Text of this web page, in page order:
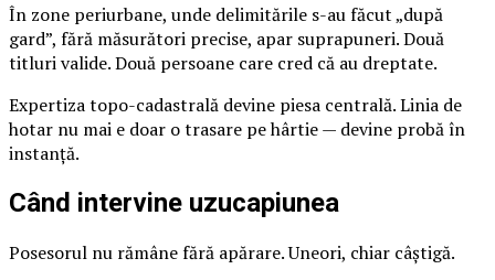
În zone periurbane, unde delimitările s-au făcut „după
gard”, fără măsurători precise, apar suprapuneri. Două
titluri valide. Două persoane care cred că au dreptate.
Expertiza topo-cadastrală devine piesa centrală. Linia de
hotar nu mai e doar o trasare pe hârtie — devine probă în
instanță.
Când intervine uzucapiunea
Posesorul nu rămâne fără apărare. Uneori, chiar câștigă.